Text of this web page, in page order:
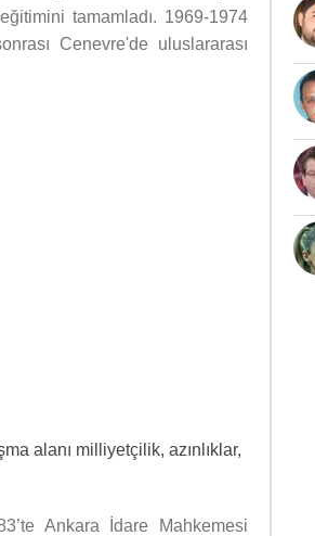
tamamladı. 1969-1974
Cenevre'de uluslararası
alanı milliyetçilik, azınlıklar,
Ankara İdare Mahkemesi